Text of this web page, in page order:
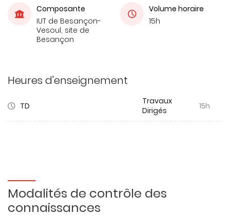
Composante
IUT de Besançon-
Vesoul, site de
Besançon
Volume horaire
15h
Heures d'enseignement
TD
Travaux
Dirigés
15h
Modalités de contrôle des
connaissances